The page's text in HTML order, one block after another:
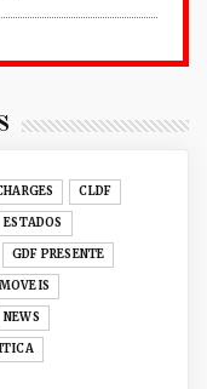
DIPLOM...
à 33ª
ganha novas
CLDF
ESTADOS
GDF PRESENTE
NEWS